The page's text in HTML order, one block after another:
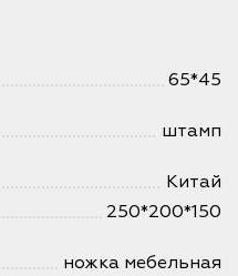
65*45
штамп
Китай
250*200*150
ножка мебельная